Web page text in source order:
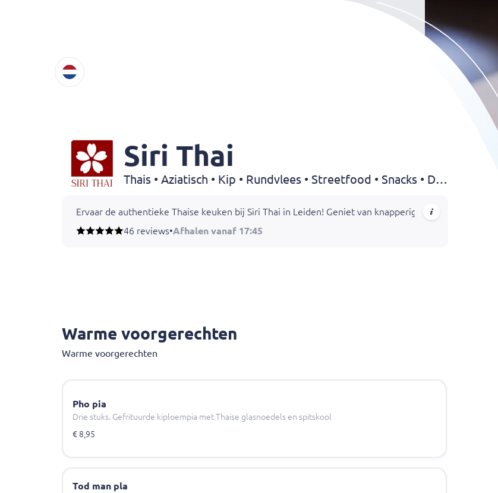
Siri Thai
Thais • Aziatisch • Kip • Rundvlees • Streetfood • Snacks • Drankjes
Ervaar de authentieke Thaise keuken bij Siri Thai in Leiden! Geniet van knapperige kiploempia’s,
46 reviews•Afhalen vanaf 17:45
Warme voorgerechten
Warme voorgerechten
Pho pia
Drie stuks. Gefrituurde kiploempia met Thaise glasnoedels en spitskool
€ 8,95
Tod man pla